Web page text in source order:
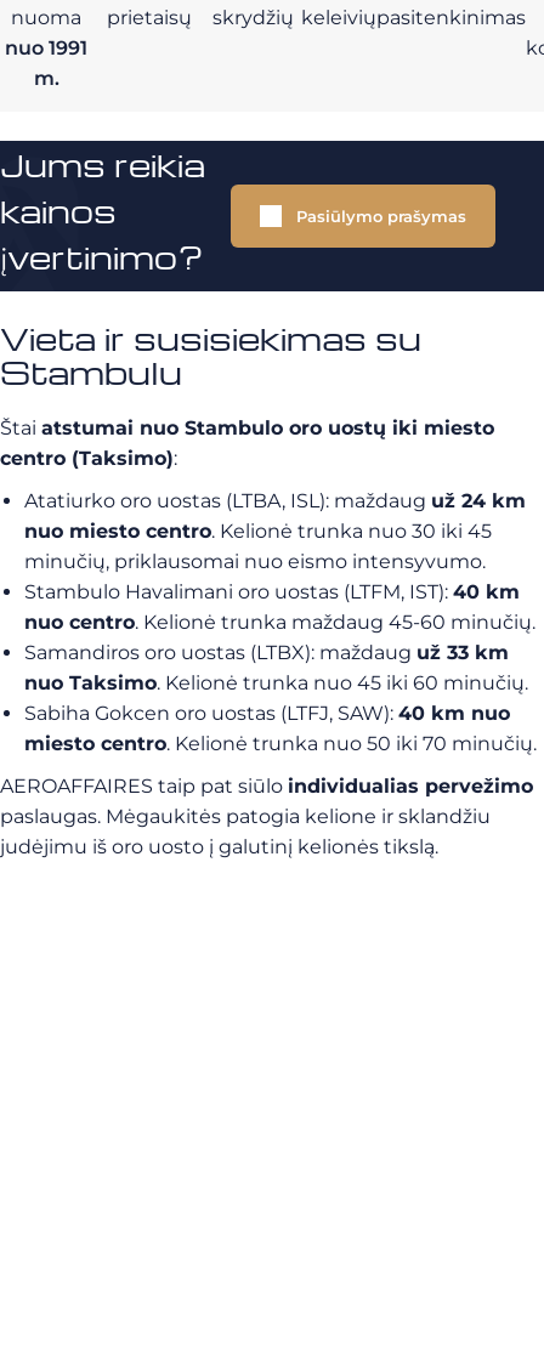
nuoma
nuo 1991
m.
prietaisų
skrydžių keleiviųpasitenkinimas
Jums reikia
kainos
įvertinimo?
Pasiūlymo prašymas
Vieta ir susisiekimas su
Stambulu
Štai atstumai nuo Stambulo oro uostų iki miesto
centro (Taksimo):
Atatiurko oro uostas (LTBA, ISL): maždaug už 24 km
nuo miesto centro. Kelionė trunka nuo 30 iki 45
minučių, priklausomai nuo eismo intensyvumo.
Stambulo Havalimani oro uostas (LTFM, IST): 40 km
nuo centro. Kelionė trunka maždaug 45-60 minučių.
Samandiros oro uostas (LTBX): maždaug už 33 km
nuo Taksimo. Kelionė trunka nuo 45 iki 60 minučių.
Sabiha Gokcen oro uostas (LTFJ, SAW): 40 km nuo
miesto centro. Kelionė trunka nuo 50 iki 70 minučių.
AEROAFFAIRES taip pat siūlo individualias pervežimo
paslaugas. Mėgaukitės patogia kelione ir sklandžiu
judėjimu iš oro uosto į galutinį kelionės tikslą.